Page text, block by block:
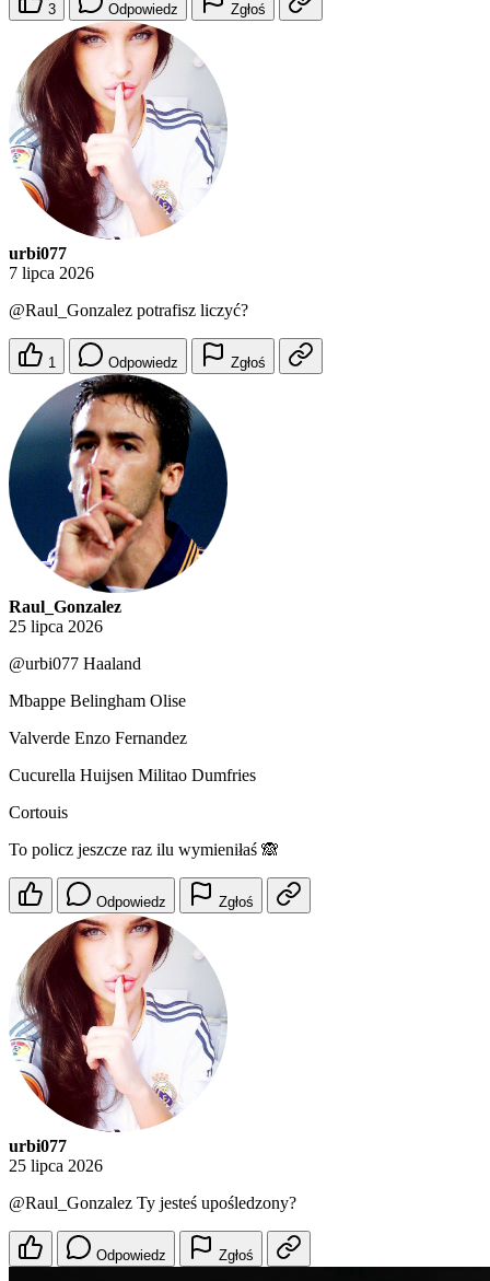
3 Odpowiedz Zgłoś
urbi077
7 lipca 2026
@Raul_Gonzalez potrafisz liczyć?
1 Odpowiedz Zgłoś
Raul_Gonzalez
25 lipca 2026
@urbi077 Haaland
Mbappe Belingham Olise
Valverde Enzo Fernandez
Cucurella Huijsen Militao Dumfries
Cortouis
To policz jeszcze raz ilu wymieniłaś 🙈
Odpowiedz Zgłoś
urbi077
25 lipca 2026
@Raul_Gonzalez Ty jesteś upośledzony?
Odpowiedz Zgłoś